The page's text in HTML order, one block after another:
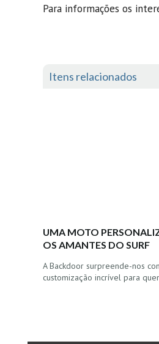
Para informações os
Itens relacionados
UMA MOTO
OS AMANTES DO SURF
A Backdoor surpreende-nos
customização incrível para